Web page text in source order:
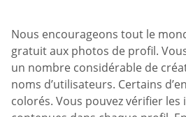
Nous encourageons tout le
gratuit aux photos de profil.
un nombre considérable de
noms d’utilisateurs. Certains
colorés. Vous pouvez vérifier